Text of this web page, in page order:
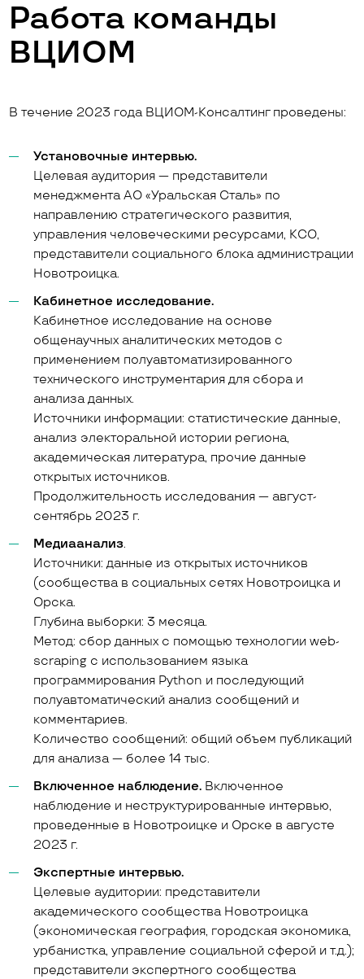
Работа команды
ВЦИОМ
В течение 2023 года ВЦИОМ-Консалтинг проведены:
Установочные интервью.
Целевая аудитория — представители
менеджмента АО «Уральская Сталь» по
направлению стратегического развития,
управления человеческими ресурсами, КСО,
представители социального блока администрации
Новотроицка.
Кабинетное исследование.
Кабинетное исследование на основе
общенаучных аналитических методов с
применением полуавтоматизированного
технического инструментария для сбора и
анализа данных.
Источники информации: статистические данные,
анализ электоральной истории региона,
академическая литература, прочие данные
открытых источников.
Продолжительность исследования — август-
сентябрь 2023 г.
Медиаанализ.
Источники: данные из открытых источников
(сообщества в социальных сетях Новотроицка и
Орска.
Глубина выборки: 3 месяца.
Метод: сбор данных с помощью технологии web-
scraping с использованием языка
программирования Python и последующий
полуавтоматический анализ сообщений и
комментариев.
Количество сообщений: общий объем публикаций
для анализа — более 14 тыс.
Включенное наблюдение. Включенное
наблюдение и неструктурированные интервью,
проведенные в Новотроицке и Орске в августе
2023 г.
Экспертные интервью.
Целевые аудитории: представители
академического сообщества Новотроицка
(экономическая география, городская экономика,
урбанистка, управление социальной сферой и т.д.);
представители экспертного сообщества